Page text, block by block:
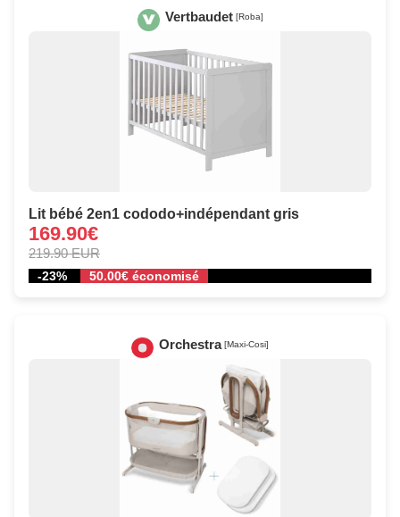
Vertbaudet [Roba]
Lit bébé 2en1 cododo+indépendant gris
169.90€
219.90 EUR
-23% 50.00€ économisé
Orchestra [Maxi-Cosi]